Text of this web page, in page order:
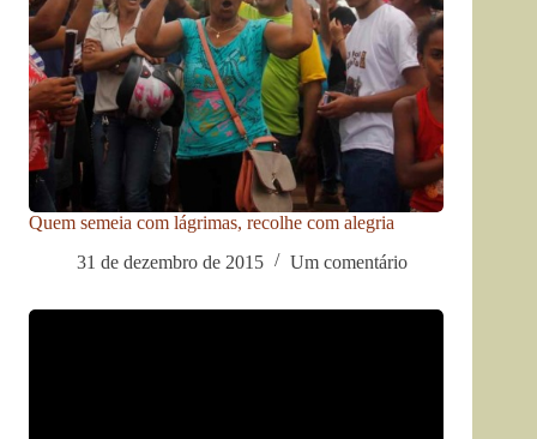
Quem semeia com lágrimas, recolhe com alegria
31 de dezembro de 2015
Um comentário